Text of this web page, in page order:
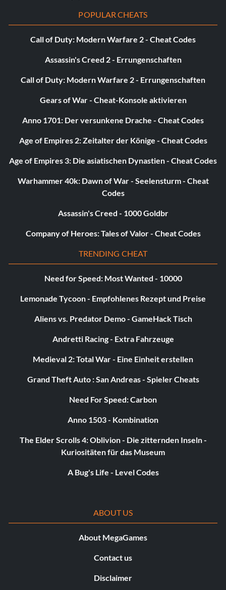
in der Kampagne
Belohnung: 20 Punkte
Zielsetzung: Erziele 30 Kopfschüsse in der Mission
Kriegsschildkröte
Zielsetzung: Erziele 15 Kills mit der Panzerfaust in der
Belohnung: 20 Punkte
Tashgar in der Kampagne
Belohnung: 20 Punkte
Zielsetzung: Erziele 5 Kills mit Shank in der Mission
Für Grabsteine
Belohnung: 20 Punkte
POPULAR CHEATS
Call of Duty: Modern Warfare 2 - Cheat Codes
Assassin's Creed 2 - Errungenschaften
Call of Duty: Modern Warfare 2 - Errungenschaften
Gears of War - Cheat-Konsole aktivieren
Anno 1701: Der versunkene Drache - Cheat Codes
Age of Empires 2: Zeitalter der Könige - Cheat Codes
Age of Empires 3: Die asiatischen Dynastien - Cheat Codes
Warhammer 40k: Dawn of War - Seelensturm - Cheat
Codes
Assassin's Creed - 1000 Goldbr
Company of Heroes: Tales of Valor - Cheat Codes
TRENDING CHEAT
Need for Speed: Most Wanted - 10000
Lemonade Tycoon - Empfohlenes Rezept und Preise
Aliens vs. Predator Demo - GameHack Tisch
Andretti Racing - Extra Fahrzeuge
Medieval 2: Total War - Eine Einheit erstellen
Grand Theft Auto : San Andreas - Spieler Cheats
Need For Speed: Carbon
Anno 1503 - Kombination
The Elder Scrolls 4: Oblivion - Die zitternden Inseln -
Kuriositäten für das Museum
A Bug's Life - Level Codes
ABOUT US
About MegaGames
Contact us
Disclaimer